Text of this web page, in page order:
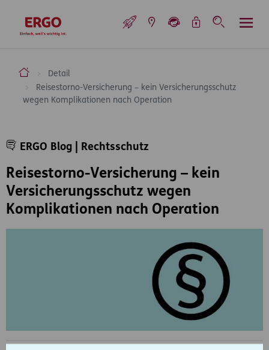
zur Startseite
ERGO Versicherung Aktiengesellschaft
Detail
Reisestorno-Versicherung – kein Versicherungsschutz
wegen Komplikationen nach Operation
Reisestorno-Versicherung – kein
Versicherungsschutz wegen
Komplikationen nach Operation
ERGO Blog | Rechtsschutz